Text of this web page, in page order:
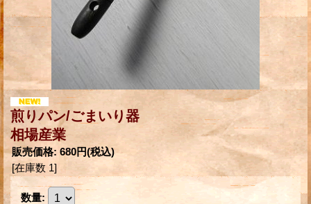
煎りパン/ごまいり器
相場産業
販売価格: 680円(税込)
[在庫数 1]
数量: